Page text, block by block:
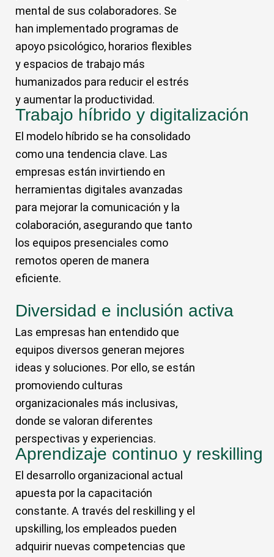
mental de sus colaboradores. Se
han implementado programas de
apoyo psicológico, horarios flexibles
y espacios de trabajo más
humanizados para reducir el estrés
y aumentar la productividad.
Trabajo híbrido y digitalización
El modelo híbrido se ha consolidado
como una tendencia clave. Las
empresas están invirtiendo en
herramientas digitales avanzadas
para mejorar la comunicación y la
colaboración, asegurando que tanto
los equipos presenciales como
remotos operen de manera
eficiente.
Diversidad e inclusión activa
Las empresas han entendido que
equipos diversos generan mejores
ideas y soluciones. Por ello, se están
promoviendo culturas
organizacionales más inclusivas,
donde se valoran diferentes
perspectivas y experiencias.
Aprendizaje continuo y reskilling
El desarrollo organizacional actual
apuesta por la capacitación
constante. A través del reskilling y el
upskilling, los empleados pueden
adquirir nuevas competencias que